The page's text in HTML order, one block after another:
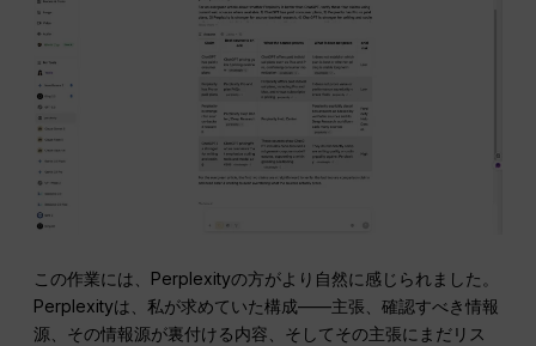
この作業には、Perplexityの方がより自然に感じられました。
Perplexityは、私が求めていた構成――主張、確認すべき情報
源、その情報源が裏付ける内容、そしてその主張にまだリス